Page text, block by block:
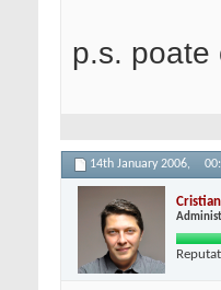
p.s. poate
14th January 2006,